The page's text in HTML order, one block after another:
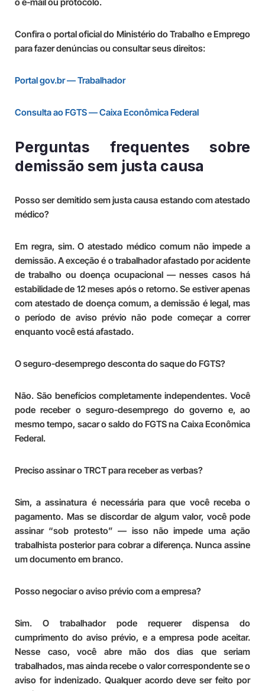
Confira o portal oficial do Ministério do Trabalho e Emprego
para fazer denúncias ou consultar seus direitos:
Portal gov.br — Trabalhador
Consulta ao FGTS — Caixa Econômica Federal
Perguntas frequentes sobre
demissão sem justa causa
Posso ser demitido sem justa causa estando com atestado
médico?
Em regra, sim. O atestado médico comum não impede a
demissão. A exceção é o trabalhador afastado por acidente
de trabalho ou doença ocupacional — nesses casos há
estabilidade de 12 meses após o retorno. Se estiver apenas
com atestado de doença comum, a demissão é legal, mas
o período de aviso prévio não pode começar a correr
enquanto você está afastado.
O seguro-desemprego desconta do saque do FGTS?
Não. São benefícios completamente independentes. Você
pode receber o seguro-desemprego do governo e, ao
mesmo tempo, sacar o saldo do FGTS na Caixa Econômica
Federal.
Preciso assinar o TRCT para receber as verbas?
Sim, a assinatura é necessária para que você receba o
pagamento. Mas se discordar de algum valor, você pode
assinar “sob protesto” — isso não impede uma ação
trabalhista posterior para cobrar a diferença. Nunca assine
um documento em branco.
Posso negociar o aviso prévio com a empresa?
Sim. O trabalhador pode requerer dispensa do
cumprimento do aviso prévio, e a empresa pode aceitar.
Nesse caso, você abre mão dos dias que seriam
trabalhados, mas ainda recebe o valor correspondente se o
aviso for indenizado. Qualquer acordo deve ser feito por